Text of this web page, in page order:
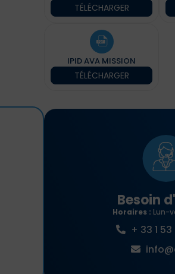
TÉLÉCHARGER
IPID AVA MISSION
TÉLÉCHARGER
Besoin
Horaires : Lun-
+ 33 1